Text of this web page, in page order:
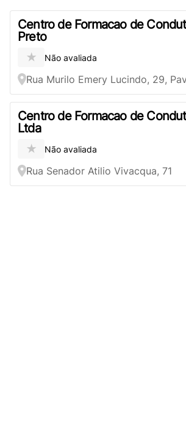
Centro de Formacao de
Preto
★ Não avaliada
Rua Murilo Emery Lucindo, 29,
Centro de Formacao de
Ltda
★ Não avaliada
Rua Senador Atilio Vivacqua, 71